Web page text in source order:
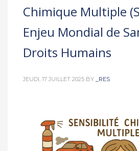
Chimique Multiple
Enjeu Mondial de
Droits Humains
JEUDI, 17 JUILLET 2025 BY _RES